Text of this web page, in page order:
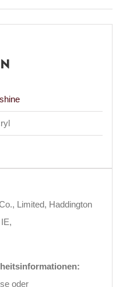
Limited, Haddington
oder